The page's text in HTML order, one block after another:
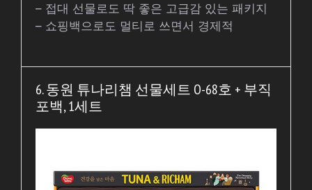
– 접대 선물로도 딱 좋은 고급감 있는 패키지
– 쇼핑백으로도 멀티로 쓰면서 경제적
6. 동원 튜나리챔 선물세트 O-68호 + 부직
포백, 1세트